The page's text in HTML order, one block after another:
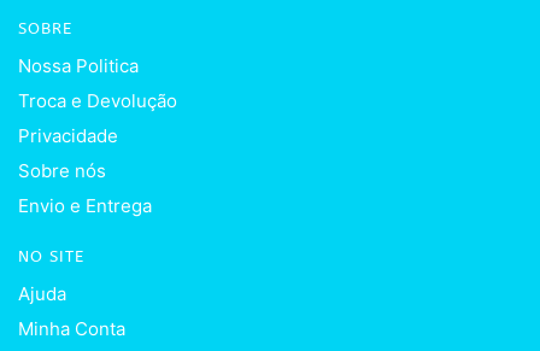
SOBRE
Nossa Politica
Troca e Devolução
Privacidade
Sobre nós
Envio e Entrega
NO SITE
Ajuda
Minha Conta